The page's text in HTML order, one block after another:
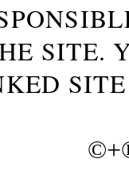
SITE.
©+